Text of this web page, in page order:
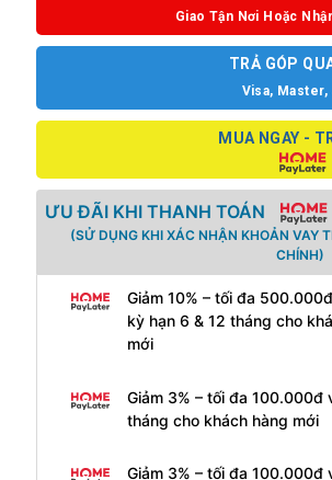
Giao Tận Nơi Hoặc
TRẢ GÓP
Visa, Master,
MUA NGAY -
ƯU ĐÃI KHI THANH TOÁN
(SỬ DỤNG KHI XÁC NHẬN KHOẢN VAY
CHÍNH)
Giảm 10% – tối đa
kỳ hạn 6 & 12 tháng cho
mới
Giảm 3% – tối đa 100.000đ
tháng cho khách hàng mới
Giảm 3% – tối đa 100.000đ